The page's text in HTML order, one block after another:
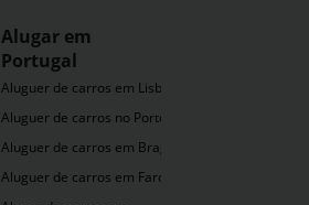
Alugar em
Portugal
Aluguer de carros em Lisboa
Aluguer de carros no Porto
Aluguer de carros em Braga
Aluguer de carros em Faro